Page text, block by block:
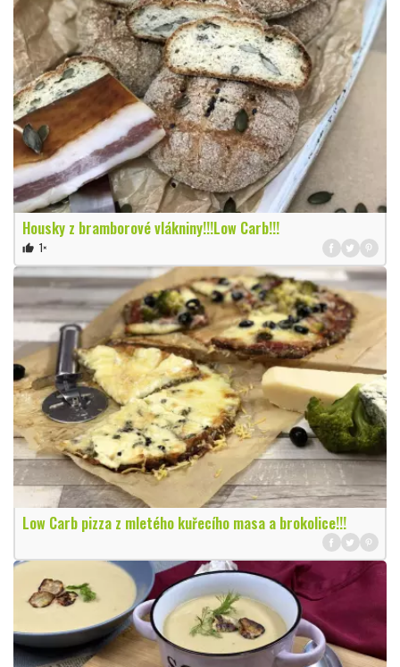
Housky z bramborové vlákniny!!!Low Carb!!!
thumb_up 1×
Low Carb pizza z mletého kuřecího masa a brokolice!!!